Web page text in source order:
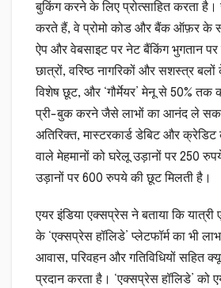
बुकिंग करने के लिए प्रोत्साहित करता है।
करते हैं, वे प्रोमो कोड और बैंक ऑफ़र के
ऐप और वेबसाइट पर नेट बैंकिंग भुगतान
छात्रों, वरिष्ठ नागरिकों और सशस्त्र बलों
विशेष छूट, और ‘गौर्मेयर’ मेनू से 50% तक
प्री-बुक करने जैसे लाभों का आनंद ले
अतिरिक्त, मास्टरकार्ड डेबिट और
वाले मेहमानों को घरेलू उड़ानों पर 250
उड़ानों पर 600 रुपये की छूट मिलती है।
एयर इंडिया एक्सप्रेस ने बताया कि
के ‘एक्सप्रेस हॉलिडे’ प्लेटफॉर्म का भी
आवास, परिवहन और गतिविधियों सहित
प्रदान करता है। ‘एक्सप्रेस हॉलिडे’ को